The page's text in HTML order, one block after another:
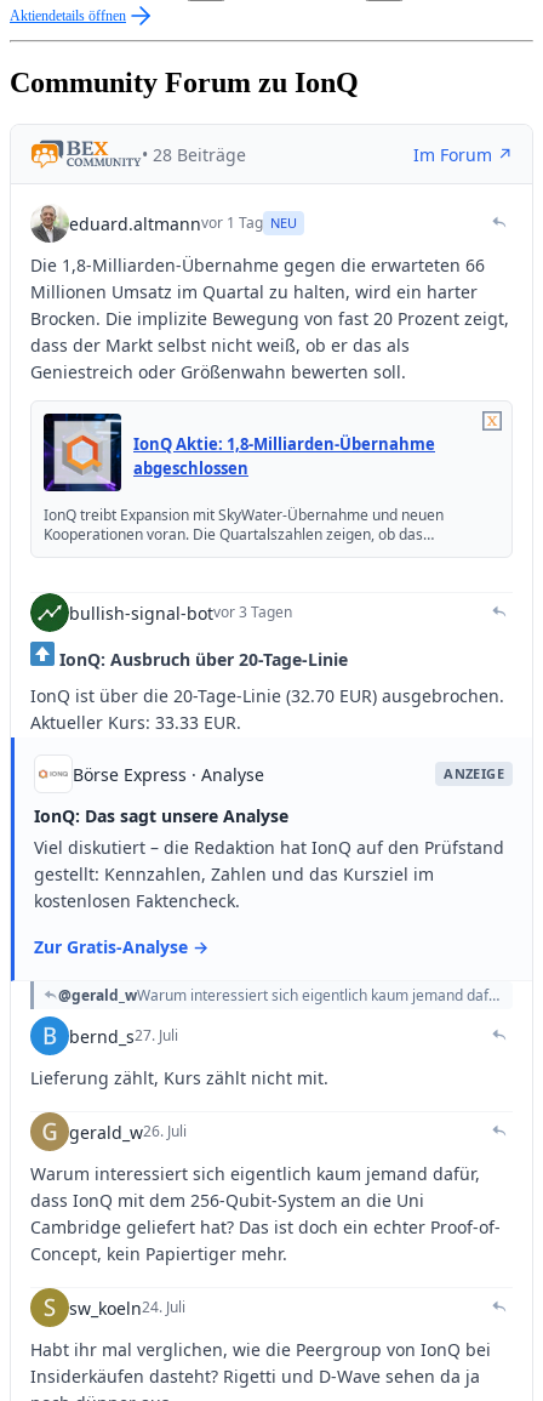
Aktiendetails öffnen
Community Forum zu IonQ